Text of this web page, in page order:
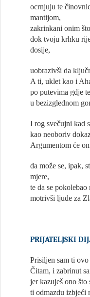
ocrnjuju te
mantijom,
zakrinkani onim
dok tvoju krhku
dosije,
uobrazivši da
A ti, uklet kao i
po putevima gdje
u bezizglednom
I rog svečujni kad
kao neoboriv
Argumentom će
da može se, ipak,
mjere,
te da se
motrivši ljude za
PRIJATELJSKI
Prisiljen sam ti
Čitam, i zabrinut
jer kazuješ ono što
ti odmazdu izbjeći